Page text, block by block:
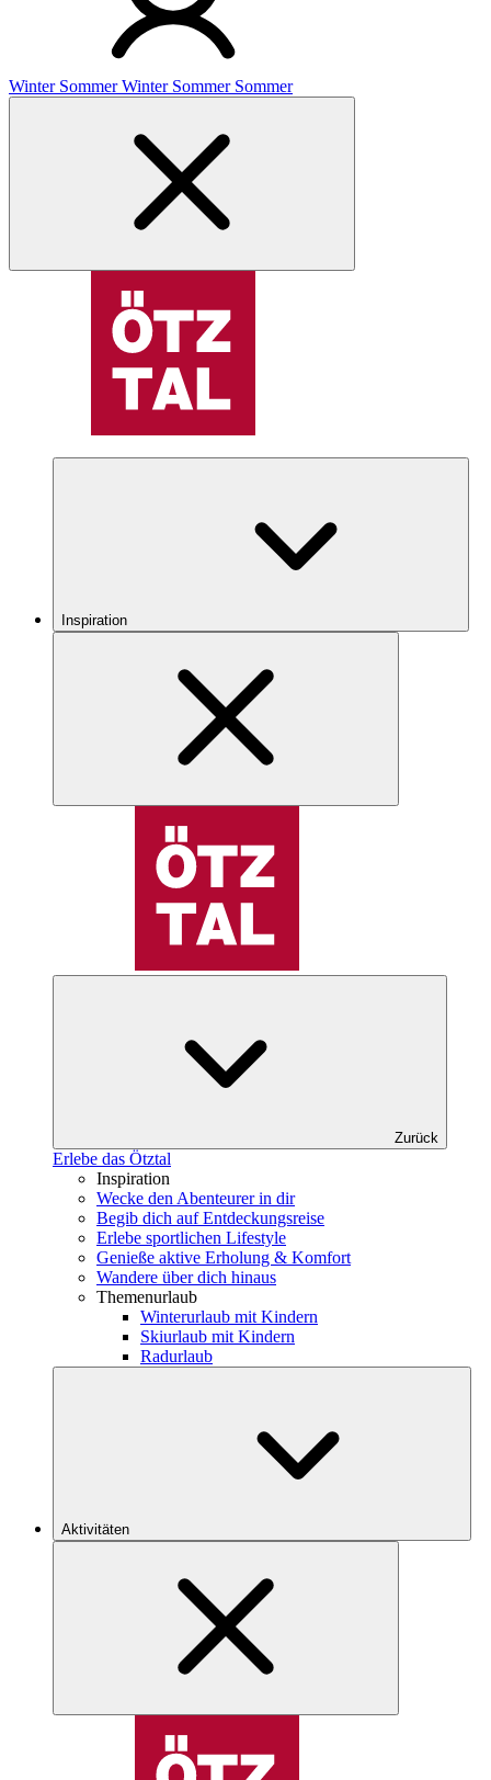
Winter Sommer Winter Sommer Sommer
Inspiration
Zurück
Erlebe das Ötztal
Inspiration
Wecke den Abenteurer in dir
Begib dich auf Entdeckungsreise
Erlebe sportlichen Lifestyle
Genieße aktive Erholung & Komfort
Wandere über dich hinaus
Themenurlaub
Winterurlaub mit Kindern
Skiurlaub mit Kindern
Radurlaub
Aktivitäten